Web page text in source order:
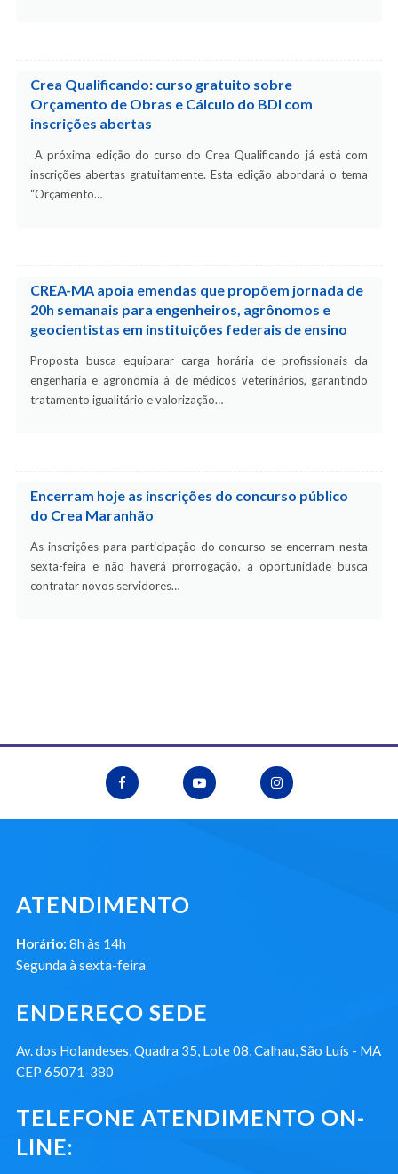
Crea Qualificando: curso gratuito sobre
Orçamento de Obras e Cálculo do BDI com
inscrições abertas
A próxima edição do curso do Crea Qualificando já está com
inscrições abertas gratuitamente. Esta edição abordará o tema
“Orçamento…
CREA-MA apoia emendas que propõem jornada de
20h semanais para engenheiros, agrônomos e
geocientistas em instituições federais de ensino
Proposta busca equiparar carga horária de profissionais da
engenharia e agronomia à de médicos veterinários, garantindo
tratamento igualitário e valorização…
Encerram hoje as inscrições do concurso público
do Crea Maranhão
As inscrições para participação do concurso se encerram nesta
sexta-feira e não haverá prorrogação, a oportunidade busca
contratar novos servidores…
ATENDIMENTO
Horário: 8h às 14h
Segunda à sexta-feira
ENDEREÇO SEDE
Av. dos Holandeses, Quadra 35, Lote 08, Calhau, São Luís - MA
CEP 65071-380
TELEFONE ATENDIMENTO ON-
LINE: